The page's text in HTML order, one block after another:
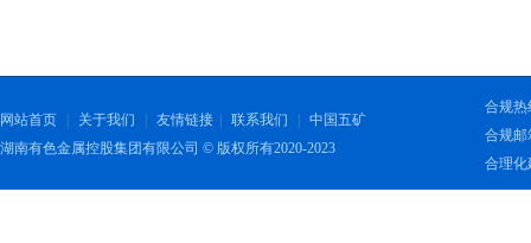
网站首页 关于我们 友情链接 联系我们
中国五矿
湖南有色金属控股集团有限公司 © 版权所有2020-2023
合规热
合规邮
合理化